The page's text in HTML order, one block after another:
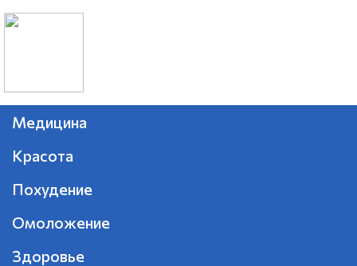
Медицина
Красота
Похудение
Омоложение
Здоровье